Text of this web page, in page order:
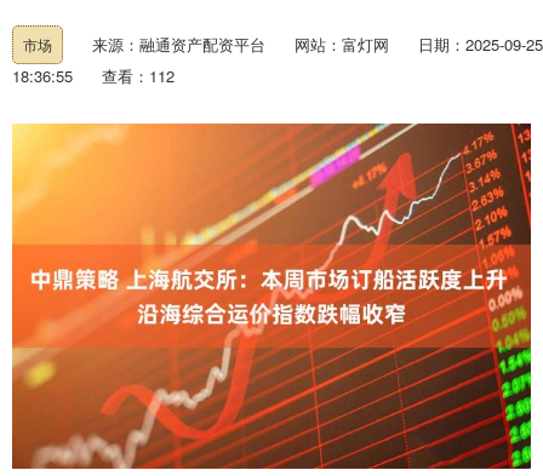
市场 来源：融通资产配资平台 网站：富灯网
日期：2025-09-25
18:36:55
查看：112